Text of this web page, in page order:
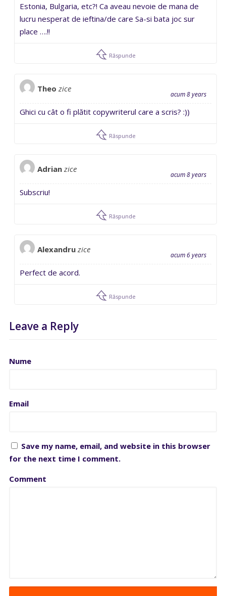
Estonia, Bulgaria, etc?! Ca aveau nevoie de mana de
lucru nesperat de ieftina/de care Sa-si bata joc sur
place ….!!
Răspunde
Theo zice
acum 8 years
Ghici cu cât o fi plătit copywriterul care a scris? :))
Răspunde
Adrian zice
acum 8 years
Subscriu!
Răspunde
Alexandru zice
acum 6 years
Perfect de acord.
Răspunde
Leave a Reply
Nume
Email
Save my name, email, and website in this browser
for the next time I comment.
Comment